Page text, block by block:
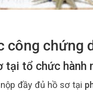
công chứng
tại tổ chức hành
đầy đủ hồ sơ tại